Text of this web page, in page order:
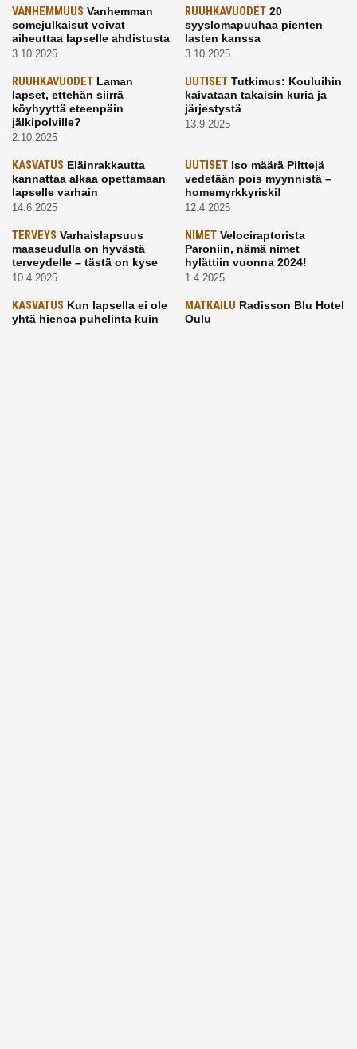
VANHEMMUUS Vanhemman
somejulkaisut voivat
aiheuttaa lapselle ahdistusta
3.10.2025
RUUHKAVUODET20
syyslomapuuhaa pienten
lasten kanssa
3.10.2025
RUUHKAVUODET Laman
lapset, ettehän siirrä
köyhyyttä eteenpäin
jälkipolville?
2.10.2025
UUTISETTutkimus: Kouluihin
kaivataan takaisin kuria ja
järjestystä
13.9.2025
KASVATUS Eläinrakkautta
kannattaa alkaa opettamaan
lapselle varhain
14.6.2025
UUTISETIso määrä Pilttejä
vedetään pois myynnistä –
homemyrkkyriski!
12.4.2025
TERVEYS Varhaislapsuus
maaseudulla on hyvästä
terveydelle – tästä on kyse
10.4.2025
NIMETVelociraptorista
Paroniin, nämä nimet
hylättiin vuonna 2024!
1.4.2025
KASVATUS Kun lapsella ei ole
yhtä hienoa puhelinta kuin
MATKAILU Radisson Blu Hotel
Oulu